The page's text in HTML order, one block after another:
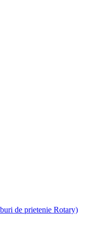
de prietenie Rotary)